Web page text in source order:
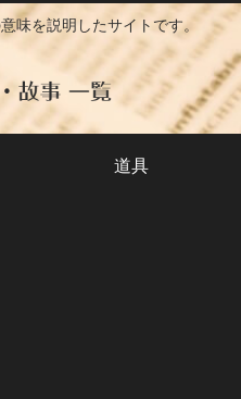
味を説明したサイトです。
道具